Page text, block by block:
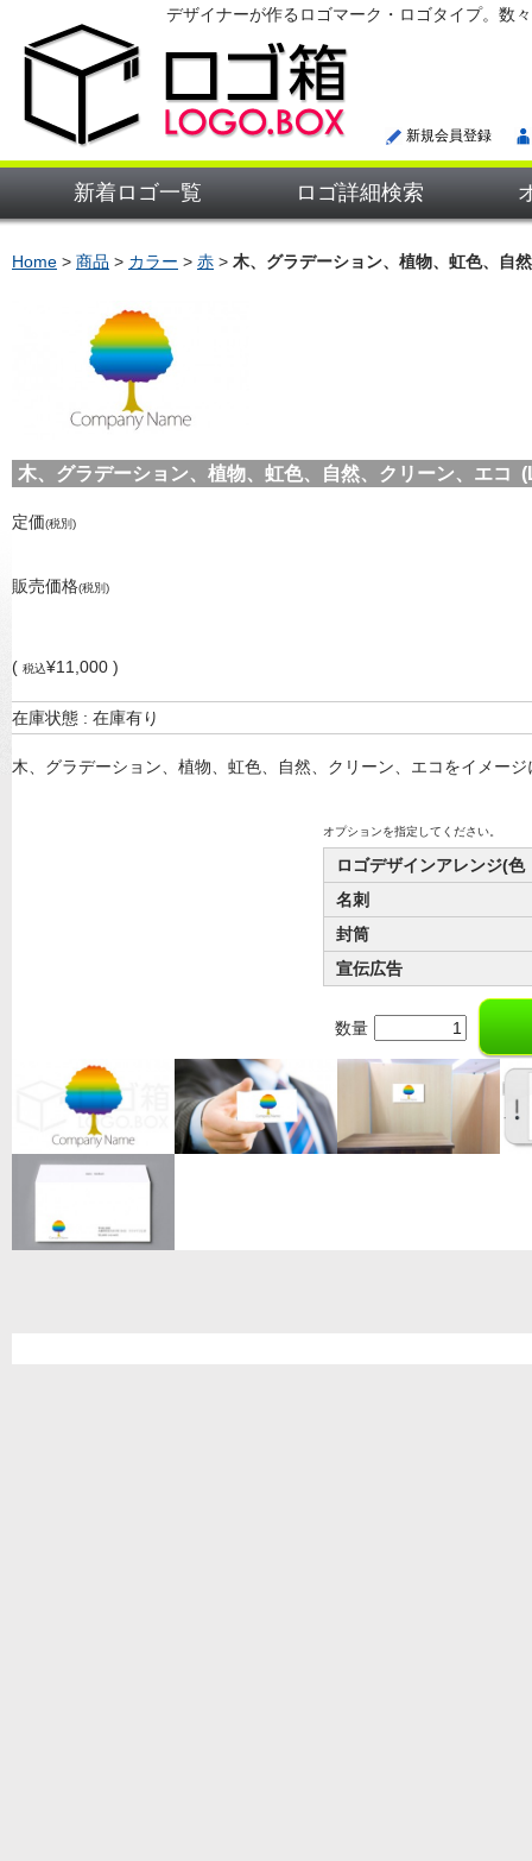
デザイナーが作るロゴマーク・ロゴタイプ。数
新規会員登録
新着ロゴ一覧 ロゴ詳細検索
Home > 商品 > カラー > 赤 > 木、グラデーション、植物、虹色、自
木、グラデーション、植物、虹色、自然、クリーン、エコ
定価(税別)
販売価格(税別)
( 税込¥11,000 )
在庫状態 : 在庫有り
木、グラデーション、植物、虹色、自然、クリーン、エコをイメー
オプションを指定してください。
ロゴデザインアレンジ(
名刺
封筒
宣伝広告
数量